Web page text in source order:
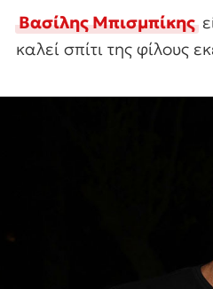
Βασίλης Μπισμπίκης
καλεί σπίτι της φίλους